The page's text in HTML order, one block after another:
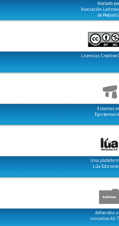
Avalado
Asociación
de
Licencias Creative
Estamos
Una
Lúa
Adheridos
iniciativa All